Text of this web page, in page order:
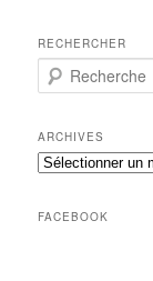
RECHERCHER
e
h
e
r
h
ARCHIVES
Archives
FACEBOOK